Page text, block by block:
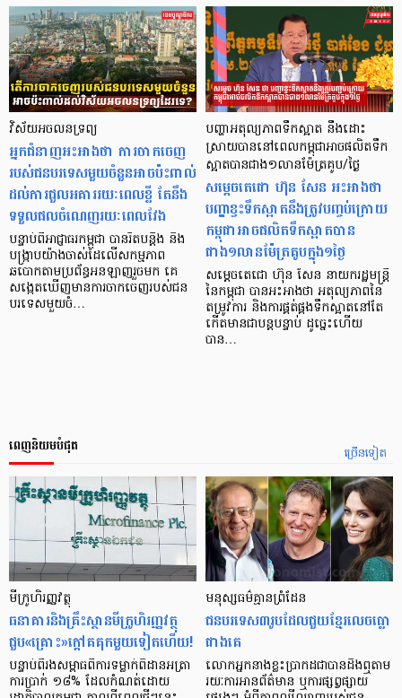
វិស័យអចលនទ្រព្យ
អ្នកជំនាញអះអាងថា ការចាកចេញ
របស់ជនបរទេសមួយចំនួនអាចប៉ះពាល់
ដល់ការជួលអគាររយៈពេលខ្លី តែនឹង
ទទួលផលចំណេញរយៈពេលវែង
បន្ទាប់ពីអាជ្ញាធរកម្ពុជា បានរឹតបន្តឹង និង
បង្ក្រាបយ៉ាងចាស់ដៃលើសកម្មភាព
ឆបោកតាមប្រព័ន្ធអនឡាញរួចមក គេ
សង្កេតឃើញមានការចាកចេញរបស់ជន
បរទេសមួយចំ…
បញ្ហាអតុល្យភាពទឹកស្អាត នឹងដោះ
ស្រាយបាននៅពេលកម្ពុជាអាចផលិតទឹក
ស្អាតបានជាង១លានម៉ែត្រគូប/ថ្ងៃ
សម្តេចតេជោ ហ៊ុន សែន អះអាងថា
បញ្ហាខ្វះទឹកស្អាតនឹងត្រូវបញ្ចប់ក្រោយ
កម្ពុជាអាចផលិតទឹកស្អាតបាន
ជាង១លានម៉ែត្រគូបក្នុង១ថ្ងៃ
សម្តេចតេជោ ហ៊ុន សែន នាយករដ្ឋមន្ត្រី
នៃកម្ពុជា បានអះអាងថា អតុល្យភាពនៃ
តម្រូវការ និងការផ្គត់ផ្គងទឹកស្អាតនៅតែ
កើតមានជាបន្តបន្ទាប់ ដូច្នេះហើយ
បាន…
ច្រើនទៀត
ពេញនិយមបំផុត
មីក្រូ​ហិរញ្ញវត្ថុ
ធនាគារ​និង​គ្រឹះស្ថាន​មីក្រូ​ហិរញ្ញវត្ថុ​
ជួប«គ្រោះ»ក្តៅ​គគុក​មួយ​ទៀត​ហើយ!
បន្ទាប់​ពី​រង​សម្ពាធ​​ពី​ការ​ទម្លាក់​ពិដាន​អត្រា​
ការ​ប្រាក់ ១៨​% ដែល​កំណត់​ដោយ​
មនុស្ស​ធម៌​គ្មាន​ព្រំដែន
ជន​បរទេស​៣​រូប​ដែល​ជួយ​ខ្មែរ​លេច​ធ្លោ​
ជាង​គេ
លោកអ្នក​នាង​ខ្លះ​ប្រាកដ​ជា​បាន​​ដឹង​ឮ​តាម​
រយៈ​ការ​អាន​ព័ត៌មាន ឬ​ការ​ផ្សព្វផ្សាយ​